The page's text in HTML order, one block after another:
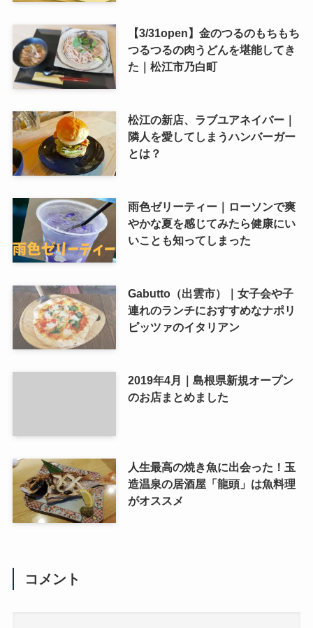
【3/31open】金のつるのもちもち
つるつるの肉うどんを堪能してき
た｜松江市乃白町
松江の新店、ラブユアネイバー｜
隣人を愛してしまうハンバーガー
とは？
雨色ゼリーティー｜ローソンで爽
やかな夏を感じてみたら健康にい
いことも知ってしまった
Gabutto（出雲市）｜女子会や子
連れのランチにおすすめなナポリ
ピッツァのイタリアン
2019年4月｜島根県新規オープン
のお店まとめました
人生最高の焼き魚に出会った！玉
造温泉の居酒屋「龍頭」は魚料理
がオススメ
コメント